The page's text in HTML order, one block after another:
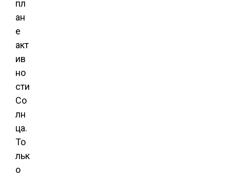
пл
ан
е
акт
ив
но
сти
Со
лн
ца.
То
льк
о